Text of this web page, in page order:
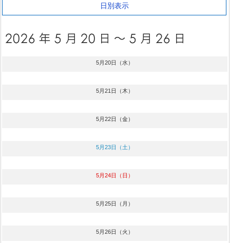
日別表示
5月20日（水）
5月21日（木）
5月22日（金）
5月23日（土）
5月24日（日）
5月25日（月）
5月26日（火）